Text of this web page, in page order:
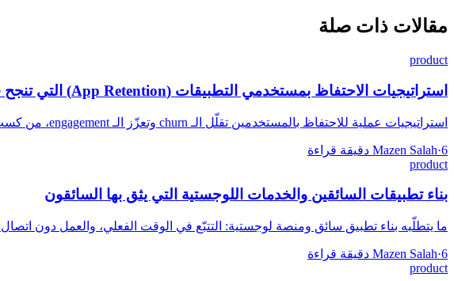
مقالات ذات صلة
product
استراتيجيات الاحتفاظ بمستخدمي التطبيقات (App Retention) التي تنجح فعلاً
استراتيجيات عملية للاحتفاظ بالمستخدمين تقلّل الـ churn وتعزّز الـ engagement، من كسب الأسبوع الأول إلى جعل المنتج نفسه سبب البقاء.
Mazen Salah·6 دقيقة قراءة
product
بناء تطبيقات السائقين والخدمات اللوجستية التي يثق بها السائقون
ما يتطلّبه بناء تطبيق سائق ومنصة لوجستية: التتبّع في الوقت الفعلي، والعمل دون اتصال،
Mazen Salah·6 دقيقة قراءة
product